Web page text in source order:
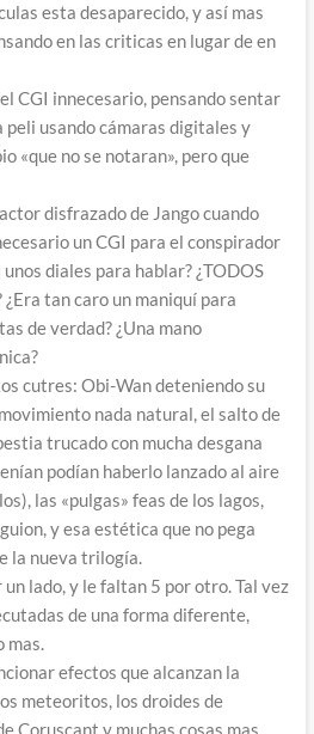
esta desaparecido, y así mas
en las criticas en lugar de en
CGI innecesario, pensando sentar
usando cámaras digitales y
«que no se notaran», pero que
disfrazado de Jango cuando
un CGI para el conspirador
diales para hablar? ¿TODOS
tan caro un maniquí para
de verdad? ¿Una mano
cutres: Obi-Wan deteniendo su
nada natural, el salto de
trucado con mucha desgana
podían haberlo lanzado al aire
las «pulgas» feas de los lagos,
y esa estética que no pega
la nueva trilogía.
lado, y le faltan 5 por otro. Tal vez
de una forma diferente,
mas.
efectos que alcanzan la
meteoritos, los droides de
Coruscant y muchas cosas mas.